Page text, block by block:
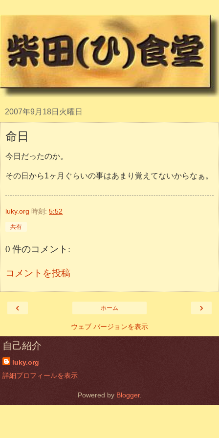
2007年9月18日火曜日
命日
今日だったのか。
その日から1ヶ月ぐらいの事はあまり覚えてないからなぁ。
luky.org 時刻: 5:52
共有
0 件のコメント:
コメントを投稿
‹ ›
ホーム
ウェブ バージョンを表示
自己紹介
luky.org
詳細プロフィールを表示
Powered by Blogger.